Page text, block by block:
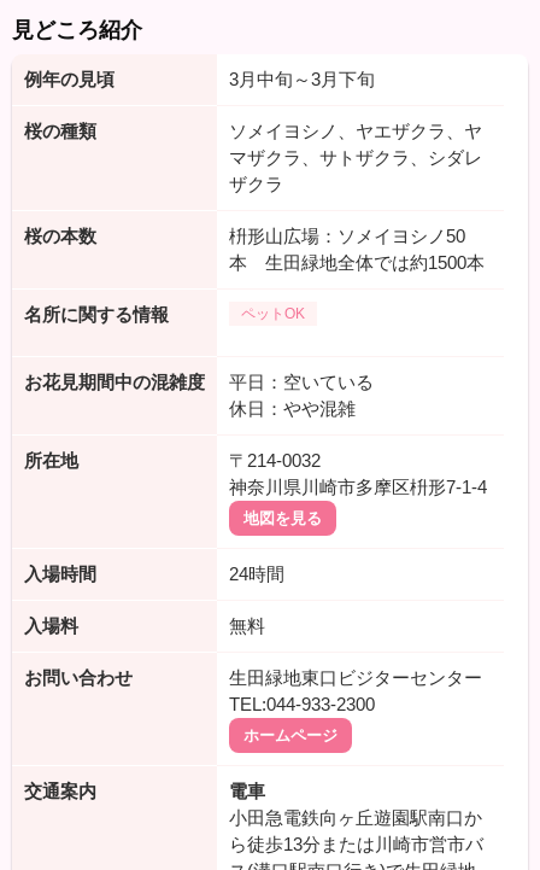
見どころ紹介
例年の見頃 3月中旬～3月下旬
桜の種類
ソメイヨシノ、ヤエザクラ、ヤ
マザクラ、サトザクラ、シダレ
ザクラ
桜の本数
枡形山広場：ソメイヨシノ50
本 生田緑地全体では約1500本
名所に関する情報 ペットOK
お花見期間中の混雑度
平日：空いている
休日：やや混雑
所在地
〒214-0032
神奈川県川崎市多摩区枡形7-1-4
地図を見る
入場時間 24時間
入場料 無料
お問い合わせ
生田緑地東口ビジターセンター
TEL:044-933-2300
ホームページ
交通案内
電車
小田急電鉄向ヶ丘遊園駅南口か
ら徒歩13分または川崎市営市バ